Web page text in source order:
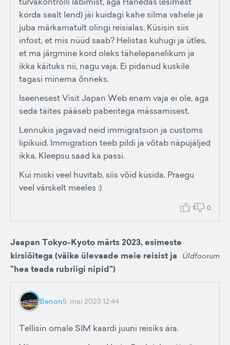
korda sealt lend) jäi kuidagi kahe silma vahele ja
juba märkamatult olingi reisialas. Küsisin siis
infost, et mis nüüd saab? Helistas kuhugi ja ütles,
et ma järgmine kord oleks tähelepanelikum ja
ikka käituks nii, nagu vaja. Ei pidanud kuskile
tagasi minema õnneks.
Iseenesest Visit Japan Web enam vaja ei ole, aga
seda täites pääseb paberitega mässamisest.
Lennukis jagavad neid immigratsion ja customs
lipikuid. Immigration teeb pildi ja võtab näpujäljed
ikka. Kleepsu saad ka passi.
Kui miski veel huvitab, siis võid küsida. Praegu
veel värskelt meeles :)
1 0
Jaapan Tokyo-Kyoto märts 2023, esimeste
kirsiõitega (väike ülevaade meie reisist ja
"hea teada rubriigi nipid")
Üldfoorum
Benon5. mai 2023 12:44
Tellisin omale SIM kaardi juuni reisiks ära.